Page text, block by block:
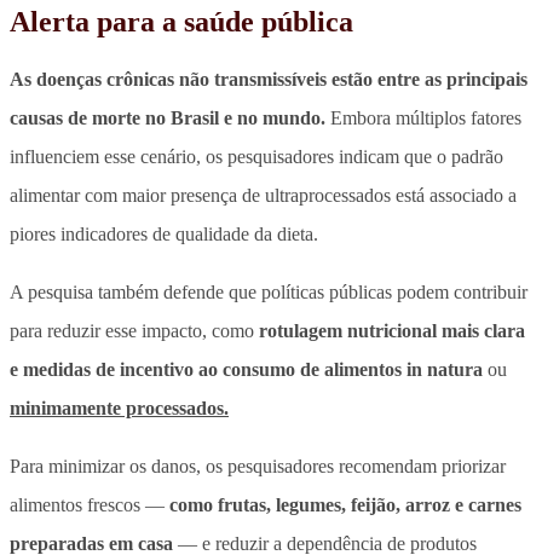
Alerta para a saúde pública
As doenças crônicas não transmissíveis estão entre as principais
causas de morte no Brasil e no mundo. Embora múltiplos fatores
influenciem esse cenário, os pesquisadores indicam que o padrão
alimentar com maior presença de ultraprocessados está associado a
piores indicadores de qualidade da dieta.
A pesquisa também defende que políticas públicas podem contribuir
para reduzir esse impacto, como rotulagem nutricional mais clara
e medidas de incentivo ao consumo de alimentos in natura ou
minimamente processados.
Para minimizar os danos, os pesquisadores recomendam priorizar
alimentos frescos — como frutas, legumes, feijão, arroz e carnes
preparadas em casa — e reduzir a dependência de produtos